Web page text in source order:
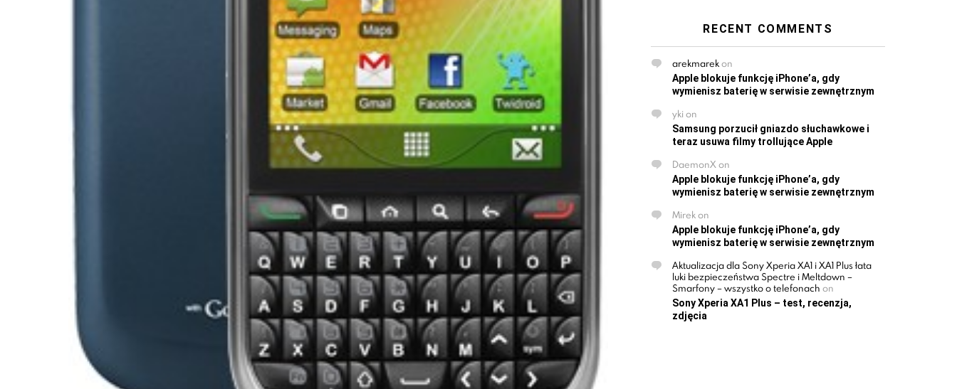
RECENT COMMENTS
arekmarekon
Apple blokuje funkcję iPhone’a, gdy
wymienisz baterię w serwisie zewnętrznym
yki on
Samsung porzucił gniazdo słuchawkowe i
teraz usuwa filmy trollujące Apple
DaemonXon
Apple blokuje funkcję iPhone’a, gdy
wymienisz baterię w serwisie zewnętrznym
Mirekon
Apple blokuje funkcję iPhone’a, gdy
wymienisz baterię w serwisie zewnętrznym
Aktualizacja dla Sony Xperia XA1 i XA1 Plus łata
luki bezpieczeństwa Spectre i Meltdown –
Smarfony – wszystko o telefonach on
Sony Xperia XA1 Plus – test, recenzja,
zdjęcia